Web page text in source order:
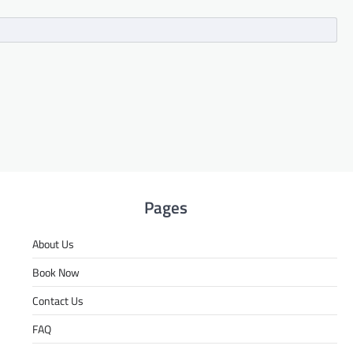
Pages
About Us
Book Now
Contact Us
FAQ